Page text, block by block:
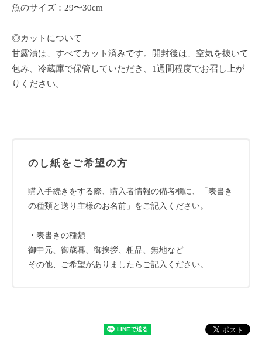
魚のサイズ：29〜30cm
◎カットについて
甘露漬は、すべてカット済みです。開封後は、空気を抜いて
包み、冷蔵庫で保管していただき、1週間程度でお召し上が
りください。
のし紙をご希望の方
購入手続きをする際、購入者情報の備考欄に、「表書き
の種類と送り主様のお名前」をご記入ください。
・表書きの種類
御中元、御歳暮、御挨拶、粗品、無地など
その他、ご希望がありましたらご記入ください。